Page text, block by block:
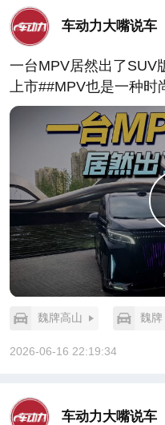
车动力大嘴说车
一台MPV居然出了SUV
上市##MPV也是一种
魏牌高山 魏牌
2026-06-16 22:19:34
车动力大嘴说车